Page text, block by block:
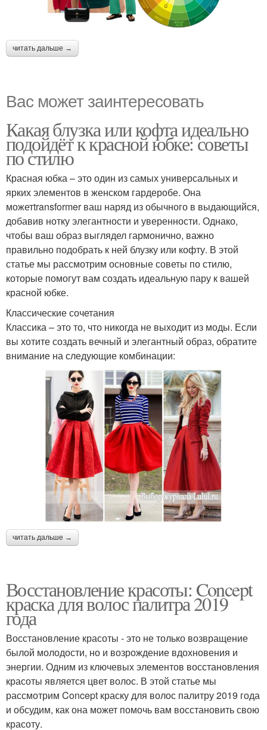
читать дальше →
Вас может заинтересовать
Какая блузка или кофта идеально
подойдёт к красной юбке: советы
по стилю
Красная юбка – это один из самых универсальных и
ярких элементов в женском гардеробе. Она
можетtransformer ваш наряд из обычного в выдающийся,
добавив нотку элегантности и уверенности. Однако,
чтобы ваш образ выглядел гармонично, важно
правильно подобрать к ней блузку или кофту. В этой
статье мы рассмотрим основные советы по стилю,
которые помогут вам создать идеальную пару к вашей
красной юбке.
Классические сочетания
Классика – это то, что никогда не выходит из моды. Если
вы хотите создать вечный и элегантный образ, обратите
внимание на следующие комбинации:
читать дальше →
Восстановление красоты: Concept
краска для волос палитра 2019
года
Восстановление красоты - это не только возвращение
былой молодости, но и возрождение вдохновения и
энергии. Одним из ключевых элементов восстановления
красоты является цвет волос. В этой статье мы
рассмотрим Concept краску для волос палитру 2019 года
и обсудим, как она может помочь вам восстановить свою
красоту.